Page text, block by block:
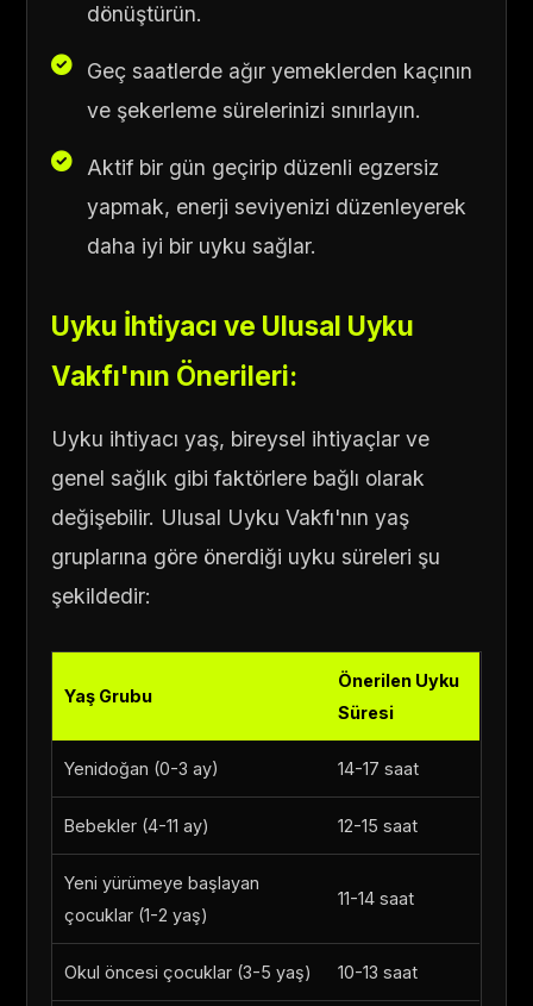
dönüştürün.
Geç saatlerde ağır yemeklerden kaçının
ve şekerleme sürelerinizi sınırlayın.
Aktif bir gün geçirip düzenli egzersiz
yapmak, enerji seviyenizi düzenleyerek
daha iyi bir uyku sağlar.
Uyku İhtiyacı ve Ulusal Uyku
Vakfı'nın Önerileri:
Uyku ihtiyacı yaş, bireysel ihtiyaçlar ve
genel sağlık gibi faktörlere bağlı olarak
değişebilir. Ulusal Uyku Vakfı'nın yaş
gruplarına göre önerdiği uyku süreleri şu
şekildedir:
Yaş Grubu
Önerilen Uyku
Süresi
Yenidoğan (0-3 ay) 14-17 saat
Bebekler (4-11 ay) 12-15 saat
Yeni yürümeye başlayan
çocuklar (1-2 yaş)
11-14 saat
Okul öncesi çocuklar (3-5 yaş) 10-13 saat